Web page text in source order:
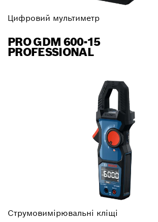
Цифровий мультиметр
PRO GDM 600-15
PROFESSIONAL
Струмовимірювальні кліщі